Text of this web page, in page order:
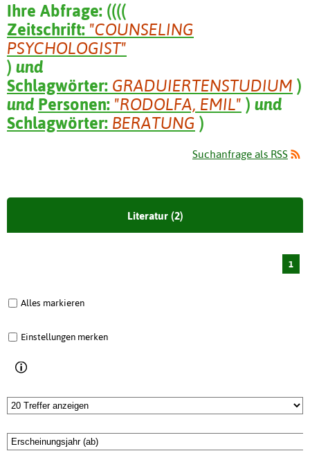
Ihre Abfrage: ((((
Zeitschrift: "COUNSELING
PSYCHOLOGIST"
) und
Schlagwörter: GRADUIERTENSTUDIUM )
und Personen: "RODOLFA, EMIL" ) und
Schlagwörter: BERATUNG )
Suchanfrage als RSS
Literatur (2)
1
Alles markieren
Einstellungen merken